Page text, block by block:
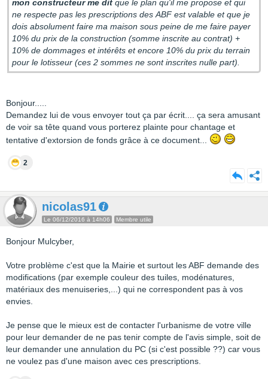
mon constructeur me dit que le plan qu'il me propose et qui
ne respecte pas les prescriptions des ABF est valable et que je
dois absolument faire ma maison sous peine de me faire payer
10% du prix de la construction (somme inscrite au contrat) +
10% de dommages et intérêts et encore 10% du prix du terrain
pour le lotisseur (ces 2 sommes ne sont inscrites nulle part).
Bonjour.....
Demandez lui de vous envoyer tout ça par écrit.... ça sera amusant
de voir sa tête quand vous porterez plainte pour chantage et
tentative d'extorsion de fonds grâce à ce document...
2
nicolas91
Le 06/12/2016 à 14h06 Membre utile
Bonjour Mulcyber,
Votre problème c'est que la Mairie et surtout les ABF demande des
modifications (par exemple couleur des tuiles, modénatures,
matériaux des menuiseries,...) qui ne correspondent pas à vos
envies.
Je pense que le mieux est de contacter l'urbanisme de votre ville
pour leur demander de ne pas tenir compte de l'avis simple, soit de
leur demander une annulation du PC (si c'est possible ??) car vous
ne voulez pas d'une maison avec ces prescriptions.